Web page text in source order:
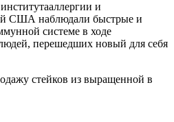
и
США наблюдали быстрые и
системе в ходе
перешедших новый для себя